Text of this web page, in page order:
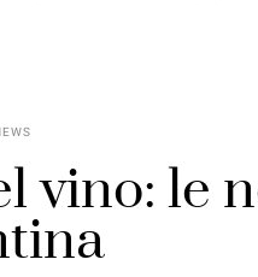
vino: le